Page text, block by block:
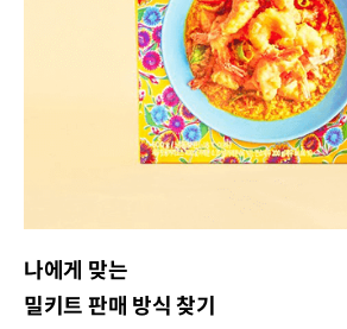
나에게 맞는
밀키트 판매 방식 찾기